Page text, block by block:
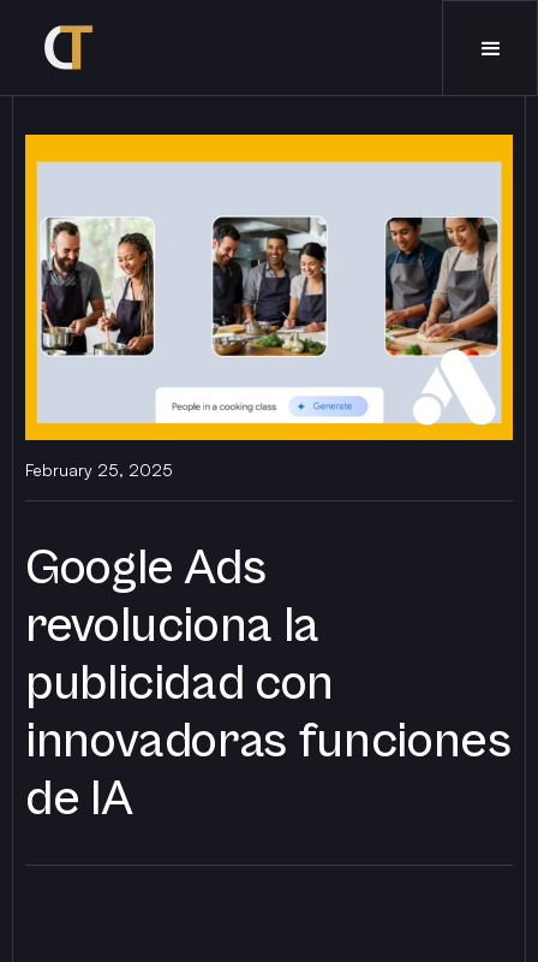
February 25, 2025
Google Ads
revoluciona la
publicidad con
innovadoras funciones
de IA